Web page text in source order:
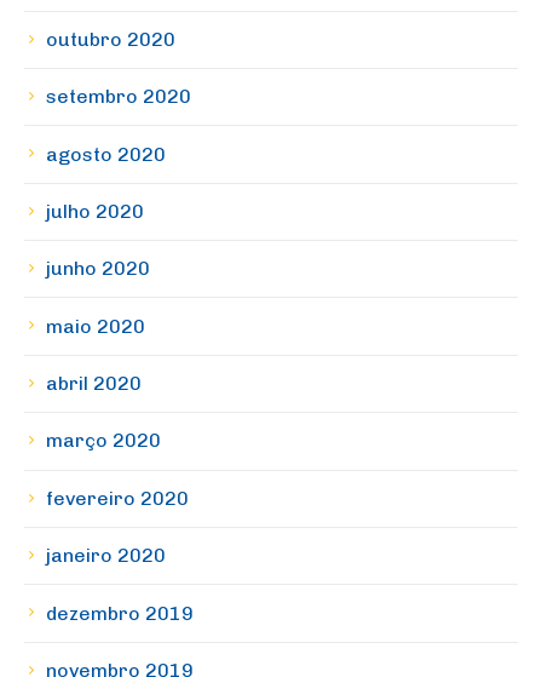
outubro 2020
setembro 2020
agosto 2020
julho 2020
junho 2020
maio 2020
abril 2020
março 2020
fevereiro 2020
janeiro 2020
dezembro 2019
novembro 2019